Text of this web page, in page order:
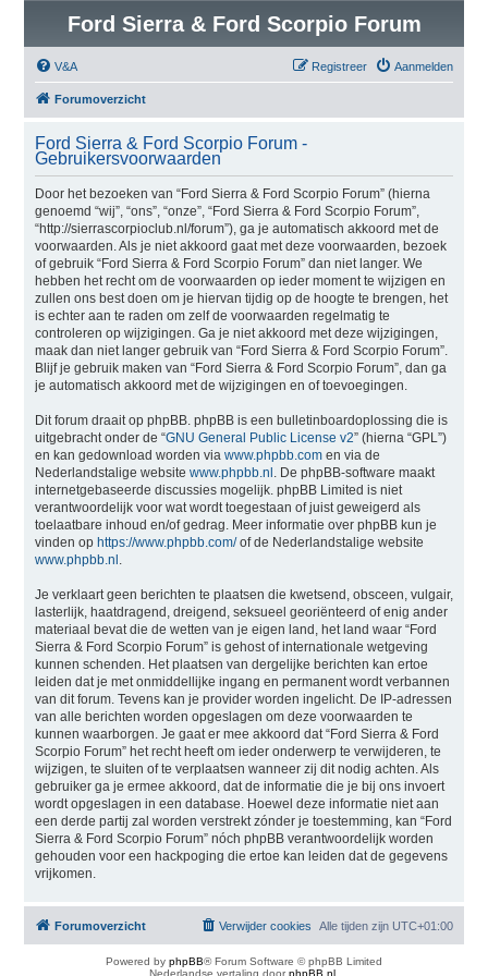
Ford Sierra & Ford Scorpio Forum
V&A Aanmelden
Registreer
Forumoverzicht
Ford Sierra & Ford Scorpio Forum -
Gebruikersvoorwaarden
Door het bezoeken van “Ford Sierra & Ford Scorpio Forum” (hierna
genoemd “wij”, “ons”, “onze”, “Ford Sierra & Ford Scorpio Forum”,
“http://sierrascorpioclub.nl/forum”), ga je automatisch akkoord met de
voorwaarden. Als je niet akkoord gaat met deze voorwaarden, bezoek
of gebruik “Ford Sierra & Ford Scorpio Forum” dan niet langer. We
hebben het recht om de voorwaarden op ieder moment te wijzigen en
zullen ons best doen om je hiervan tijdig op de hoogte te brengen, het
is echter aan te raden om zelf de voorwaarden regelmatig te
controleren op wijzigingen. Ga je niet akkoord met deze wijzigingen,
maak dan niet langer gebruik van “Ford Sierra & Ford Scorpio Forum”.
Blijf je gebruik maken van “Ford Sierra & Ford Scorpio Forum”, dan ga
je automatisch akkoord met de wijzigingen en of toevoegingen.
Dit forum draait op phpBB. phpBB is een bulletinboardoplossing die is
uitgebracht onder de “GNU General Public License v2” (hierna “GPL”)
en kan gedownload worden via www.phpbb.comen via de
Nederlandstalige website www.phpbb.nl . De phpBB-software maakt
internetgebaseerde discussies mogelijk. phpBB Limited is niet
verantwoordelijk voor wat wordt toegestaan of juist geweigerd als
toelaatbare inhoud en/of gedrag. Meer informatie over phpBB kun je
vinden op https://www.phpbb.com/of de Nederlandstalige website
www.phpbb.nl .
Je verklaart geen berichten te plaatsen die kwetsend, obsceen, vulgair,
lasterlijk, haatdragend, dreigend, seksueel georiënteerd of enig ander
materiaal bevat die de wetten van je eigen land, het land waar “Ford
Sierra & Ford Scorpio Forum” is gehost of internationale wetgeving
kunnen schenden. Het plaatsen van dergelijke berichten kan ertoe
leiden dat je met onmiddellijke ingang en permanent wordt verbannen
van dit forum. Tevens kan je provider worden ingelicht. De IP-adressen
van alle berichten worden opgeslagen om deze voorwaarden te
kunnen waarborgen. Je gaat er mee akkoord dat “Ford Sierra & Ford
Scorpio Forum” het recht heeft om ieder onderwerp te verwijderen, te
wijzigen, te sluiten of te verplaatsen wanneer zij dit nodig achten. Als
gebruiker ga je ermee akkoord, dat de informatie die je bij ons invoert
wordt opgeslagen in een database. Hoewel deze informatie niet aan
een derde partij zal worden verstrekt zónder je toestemming, kan “Ford
Sierra & Ford Scorpio Forum” nóch phpBB verantwoordelijk worden
gehouden voor een hackpoging die ertoe kan leiden dat de gegevens
vrijkomen.
Forumoverzicht Alle tijden zijn UTC+01:00
Verwijder cookies
Powered by phpBB® Forum Software © phpBB Limited
Nederlandse vertaling doorphpBB.nl